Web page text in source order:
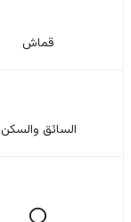
قماش
السائق والسکن